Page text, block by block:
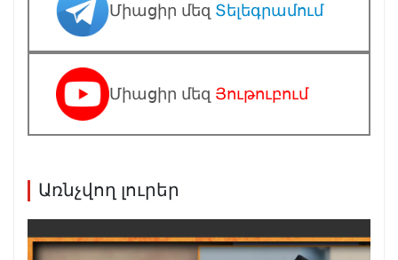
Միացիր մեզ Տելեգրամում
Միացիր մեզ Յութուբում
Առնչվող լուրեր